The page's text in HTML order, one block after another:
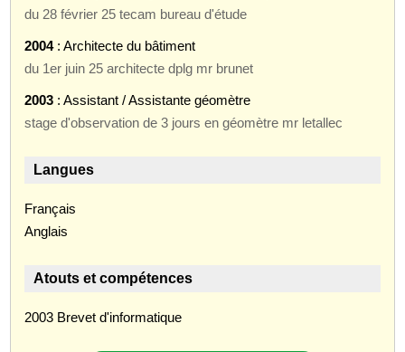
du 28 février 25 tecam bureau d'étude
2004: Architecte du bâtiment
du 1er juin 25 architecte dplg mr brunet
2003 : Assistant / Assistante géomètre
stage d'observation de 3 jours en géomètre mr letallec
Langues
Français
Anglais
Atouts et compétences
2003 Brevet d'informatique